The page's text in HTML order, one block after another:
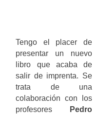
Tengo el placer de
presentar un nuevo
libro que acaba de
salir de imprenta. Se
trata de una
colaboración con los
profesores
Pedro